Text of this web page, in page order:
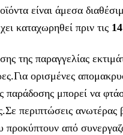
είναι άμεσα
καταχωρηθεί πριν τις
της παραγγελίας
ορισμένες
παράδοσης μπορεί να
περιπτώσεις ανωτέρας
από